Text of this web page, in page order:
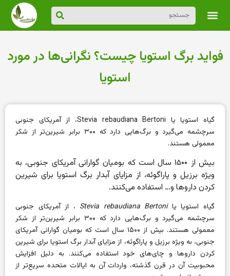
فواید برگ استویا چیست؟ نگرانی‌ها در مورد
استویا
گیاه استویا یا Stevia rebaudiana Bertoni، از آمریکای جنوبی
سرچشمه می‌گیرد و برگ‌هایی دارد که ۳۰۰ برابر شیرین‌تر از شکر
معمولی هستند.
بیش از ۱۵۰۰ سال است که بومیان گوارانی آمریکای جنوبی، به
ویژه برزیل و پاراگوئه، از مزایای آبدار برگ استویا برای شیرین
کردن داروها و… استفاده می‌کنند.
گیاه استویا یاStevia rebaudiana Bertoni ، از آمریکای جنوبی
سرچشمه می‌گیرد و برگ‌هایی دارد که ۳۰۰ برابر شیرین‌تر از شکر
معمولی هستند. بیش از ۱۵۰۰ سال است که بومیان گوارانی آمریکای
جنوبی، به ویژه برزیل و پاراگوئه، از مزایای آبدار برگ استویا برای شیرین
کردن داروها و چای‌های خود استفاده می‌کنند. به دلیل افزایش
محبوبیت آن در قرن گذشته، واردات آن به ایالات متحده سریع‌تر از